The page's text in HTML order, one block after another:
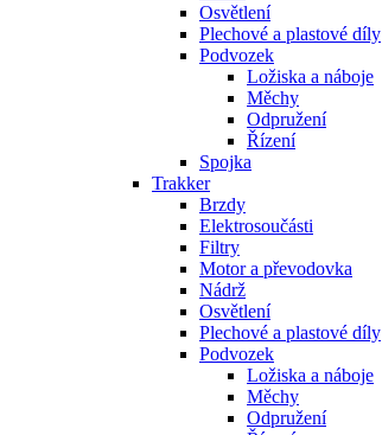
Osvětlení
Plechové a plastové díly
Podvozek
Ložiska a náboje
Měchy
Odpružení
Řízení
Spojka
Trakker
Brzdy
Elektrosoučásti
Filtry
Motor a převodovka
Nádrž
Osvětlení
Plechové a plastové díly
Podvozek
Ložiska a náboje
Měchy
Odpružení